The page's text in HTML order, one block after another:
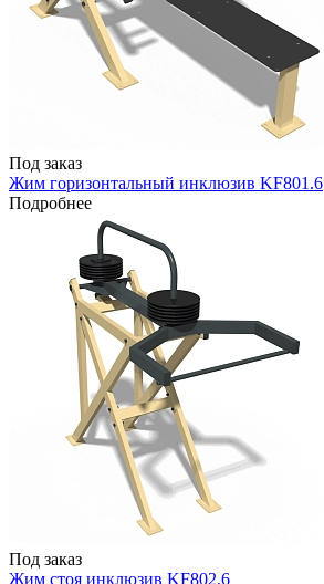
Под заказ
Жим горизонтальный инклюзив KF801.6
Подробнее
Под заказ
Жим стоя инклюзив KF802.6